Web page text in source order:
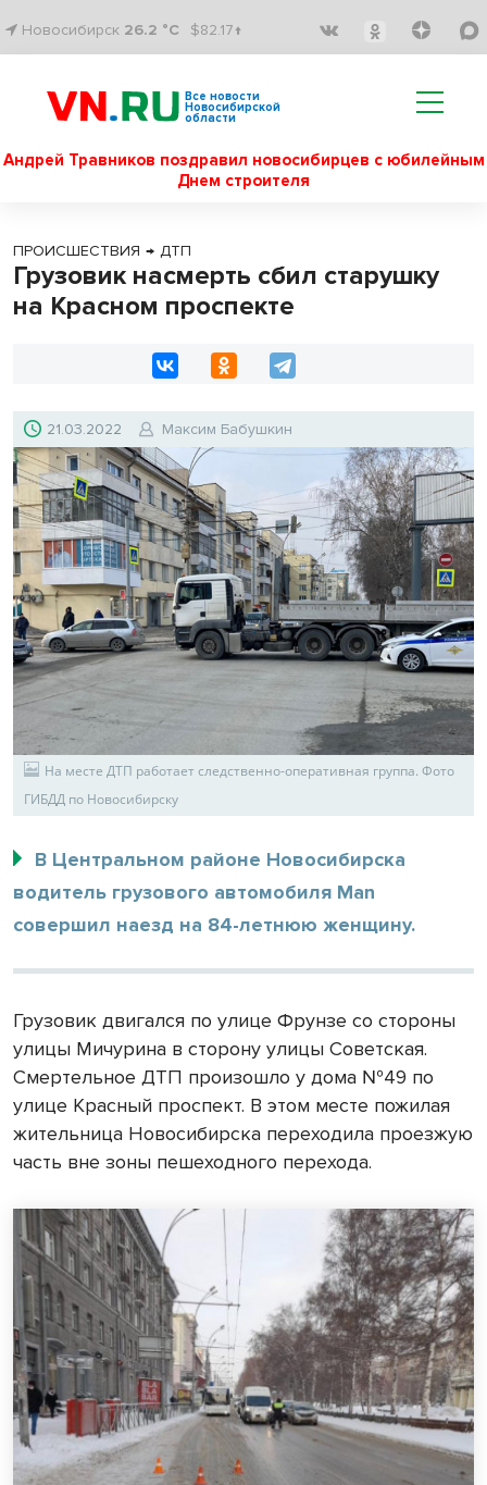
Новосибирск 26.2 °C $82.17↑
Все новости
Новосибирской
области
Андрей Травников поздравил новосибирцев с юбилейным
Днем строителя
ПРОИСШЕСТВИЯ → ДТП
Грузовик насмерть сбил старушку
на Красном проспекте
21.03.2022 Максим Бабушкин
На месте ДТП работает следственно-оперативная группа. Фото
ГИБДД по Новосибирску
В Центральном районе Новосибирска
водитель грузового автомобиля Man
совершил наезд на 84-летнюю женщину.
Грузовик двигался по улице Фрунзе со стороны
улицы Мичурина в сторону улицы Советская.
Смертельное ДТП произошло у дома №49 по
улице Красный проспект. В этом месте пожилая
жительница Новосибирска переходила проезжую
часть вне зоны пешеходного перехода.